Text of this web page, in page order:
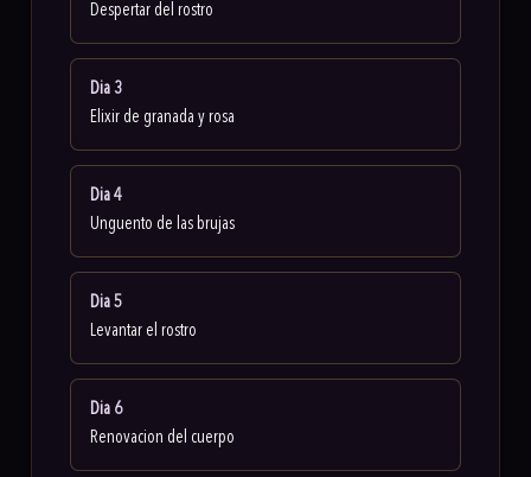
Despertar del rostro
Dia 3
Elixir de granada y rosa
Dia 4
Unguento de las brujas
Dia 5
Levantar el rostro
Dia 6
Renovacion del cuerpo